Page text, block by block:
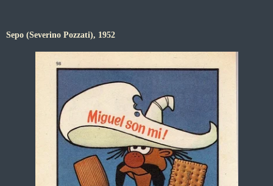
Sepo (Severino Pozzati), 1952